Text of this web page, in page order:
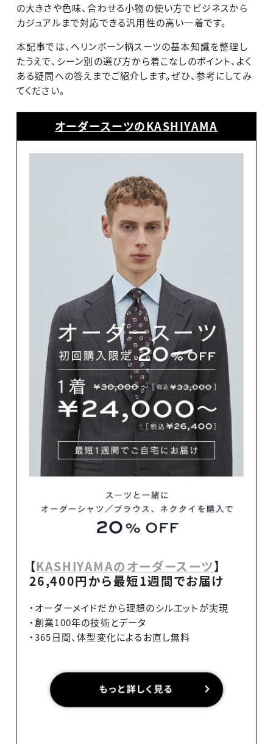
の大きさや色味、合わせる小物の使い方でビジネスから
カジュアルまで対応できる汎用性の高い一着です。
本記事では、ヘリンボーン柄スーツの基本知識を整理し
たうえで、シーン別の選び方から着こなしのポイント、よく
ある疑問への答えまでご紹介します。ぜひ、参考にしてみ
てください。
オーダースーツのKASHIYAMA
【KASHIYAMAのオーダースーツ】
26,400円から最短1週間でお届け
・オーダーメイドだから理想のシルエットが実現
・創業100年の技術とデータ
・365日間、体型変化によるお直し無料